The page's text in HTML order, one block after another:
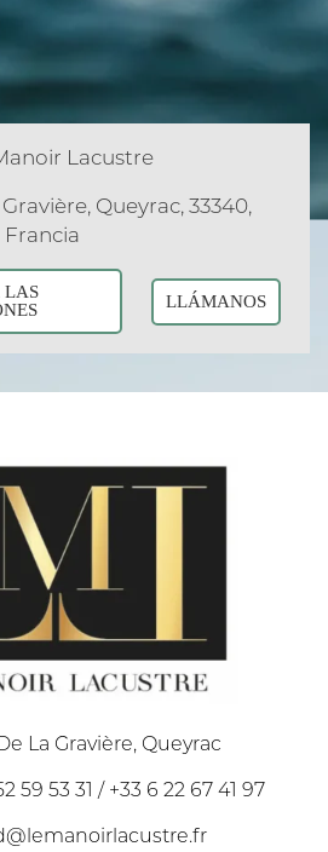
Lacustre
Queyrac, 33340,
Francia
LAS
LLÁMANOS
La Gravière, Queyrac
59 53 31 / +33 6 22 67 41 97